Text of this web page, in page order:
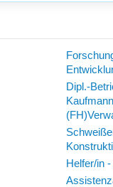
Dipl.-
Helfer/in